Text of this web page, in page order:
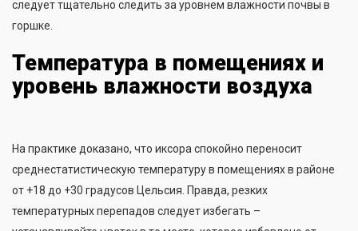
следует тщательно следить за уровнем влажности почвы в
горшке.
Температура в помещениях и
уровень влажности воздуха
На практике доказано, что иксора спокойно переносит
среднестатистическую температуру в помещениях в районе
от +18 до +30 градусов Цельсия. Правда, резких
температурных перепадов следует избегать –